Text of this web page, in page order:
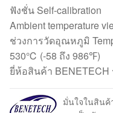
ฟังชั่น Self-calibration
Ambient temperature
ช่วงการวัดอุณหภูมิ
530℃ (-58 ถึง 986℉)
ยี่ห้อสินค้า BENETECH
มั่นใจในสินค้